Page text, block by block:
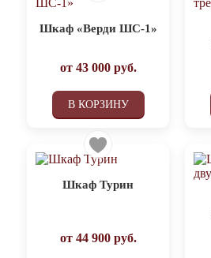
Шкаф «Верди ШС-1»
от 43 000руб.
В КОРЗИНУ
Шкаф Турин
от 44 900руб.